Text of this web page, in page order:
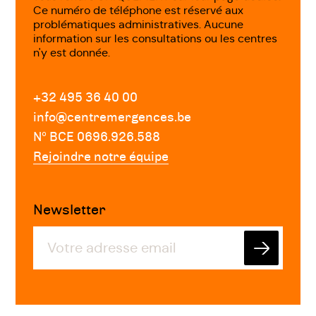
l'attention s'avère souvent nécessaire. On
parle dans ce cas d'un bilan TDHP.
mais nécessaire afin d'orienter au mieux ces
enfants, adolescents et adultes de manière
adéquate et efficace.
Haut potentiel intellectuel et TDA/H :
Bilan en cas de suspicion de haute
potentialité
l'attention avec ou sans hyperactivité Bilan
Ce numéro de téléphone est réservé aux
problématiques administratives. Aucune
information sur les consultations ou les centres
n'y est donnée.
+32 495 36 40 00
info@centremergences.be
Nº BCE 0696.926.588
Rejoindre notre équipe
Newsletter